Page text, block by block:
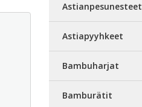
Astianpesunesteet
Astiapyyhkeet
Bambuharjat
Bamburätit